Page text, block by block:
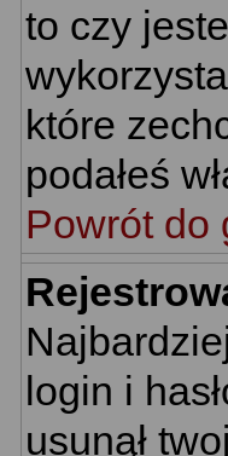
to czy
które
podałeś
Powrót do
login i
usunął